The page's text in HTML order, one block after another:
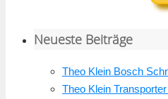
Neueste Beiträge
Theo Klein Bosch
Theo Klein